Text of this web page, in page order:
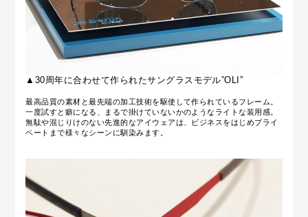
▲30周年に合わせて作られたサングラスモデル”OLI”
最高品質の素材と最先端の加工技術を駆使して作られているフレーム。
一度試すと癖になる、まるで掛けていないかのようなライトな装用感。
無駄や混じりけのない先進的なアイウェアは、ビジネスをはじめプライ
ベートまで様々なシーンに馴染みます。